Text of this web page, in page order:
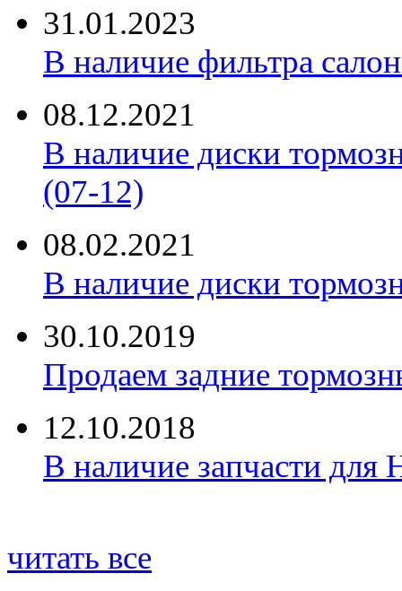
31.01.2023
В наличие фильтра
08.12.2021
В наличие диски
(07-12)
08.02.2021
В наличие диски
30.10.2019
Продаем задние
12.10.2018
В наличие запчасти для
читать все